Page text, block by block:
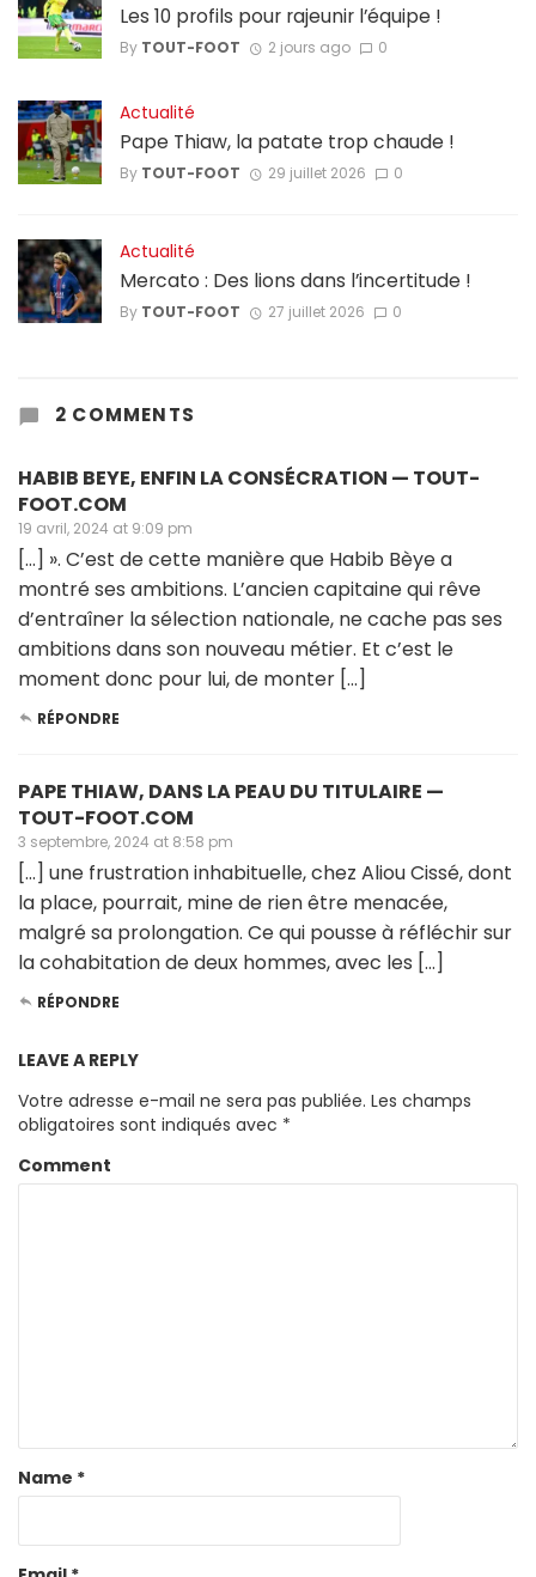
Les 10 profils pour rajeunir l’équipe !
By TOUT-FOOT 2 jours ago 0
Actualité
Pape Thiaw, la patate trop chaude !
By TOUT-FOOT 29 juillet 2026 0
Actualité
Mercato : Des lions dans l’incertitude !
By TOUT-FOOT 27 juillet 2026 0
2 COMMENTS
HABIB BEYE, ENFIN LA CONSÉCRATION — TOUT-
FOOT.COM
19 avril, 2024 at 9:09 pm
[…] ». C’est de cette manière que Habib Bèye a
montré ses ambitions. L’ancien capitaine qui rêve
d’entraîner la sélection nationale, ne cache pas ses
ambitions dans son nouveau métier. Et c’est le
moment donc pour lui, de monter […]
RÉPONDRE
PAPE THIAW, DANS LA PEAU DU TITULAIRE —
TOUT-FOOT.COM
3 septembre, 2024 at 8:58 pm
[…] une frustration inhabituelle, chez Aliou Cissé, dont
la place, pourrait, mine de rien être menacée,
malgré sa prolongation. Ce qui pousse à réfléchir sur
la cohabitation de deux hommes, avec les […]
RÉPONDRE
LEAVE A REPLY
Votre adresse e-mail ne sera pas publiée. Les champs
obligatoires sont indiqués avec *
Comment
Name *